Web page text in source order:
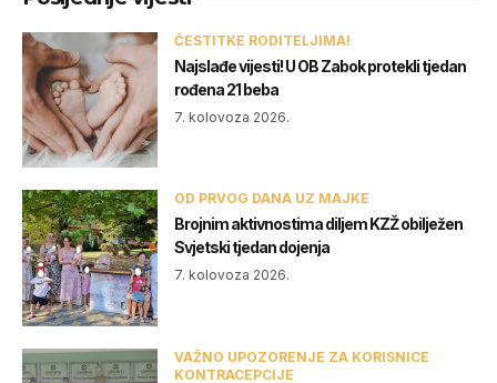
ČESTITKE RODITELJIMA!
Najslađe vijesti! U OB Zabok protekli tjedan
rođena 21 beba
7. kolovoza 2026.
OD PRVOG DANA UZ MAJKE
Brojnim aktivnostima diljem KZŽ obilježen
Svjetski tjedan dojenja
7. kolovoza 2026.
VAŽNO UPOZORENJE ZA KORISNICE
KONTRACEPCIJE